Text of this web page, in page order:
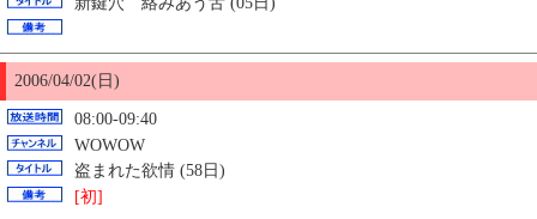
2006/04/02(日)
08:00-09:40
WOWOW
盗まれた欲情 (58日)
[初]